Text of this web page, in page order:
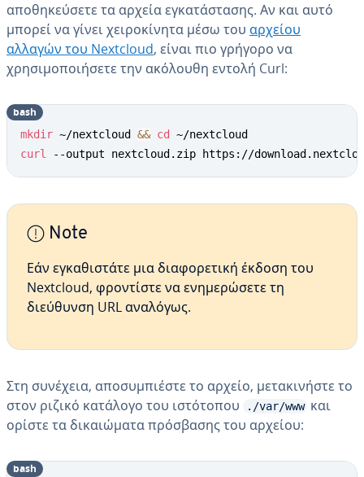
αποθηκεύσετε τα αρχεία εγκατάστασης. Αν και αυτό
μπορεί να γίνει χειροκίνητα μέσω του αρχείου
αλλαγών του Nextcloud, είναι πιο γρήγορο να
χρησιμοποιήσετε την ακόλουθη εντολή Curl:
mkdir ~/nextcloud && cd
curl
--output nextcloud.zip https://
bash
Note
Εάν εγκαθιστάτε μια διαφορετική έκδοση του
Nextcloud, φροντίστε να ενημερώσετε τη
διεύθυνση URL αναλόγως.
Στη συνέχεια, αποσυμπιέστε το αρχείο, μετακινήστε το
στον ριζικό κατάλογο του ιστότοπου
./var/www και
ορίστε τα δικαιώματα πρόσβασης του αρχείου:
bash